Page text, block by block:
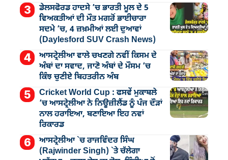
ਡੇਲਸਫੋਰਡ ਹਾਦਸੇ ’ਚ ਭਾਰਤੀ ਮੂਲ ਦੇ 5
ਵਿਅਕਤੀਆਂ ਦੀ ਮੌਤ ਮਗਰੋਂ ਭਾਈਚਾਰਾ
ਸਦਮੇ ’ਚ, 4 ਜ਼ਖ਼ਮੀਆਂ ਲਈ ਦੁਆਵਾਂ
(Daylesford SUV Crash News)
ਆਸਟ੍ਰੇਲੀਆ ਵਾਲੇ ਚਖਣਗੇ ਨਵੀਂ ਕਿਸਮ ਦੇ
ਅੰਬਾਂ ਦਾ ਸਵਾਦ, ਜਾਣੋ ਅੰਬਾਂ ਦੇ ਮੌਸਮ ’ਚ
ਕਿੰਝ ਚੁਣੀਏ ਬਿਹਤਰੀਨ ਅੰਬ
Cricket World Cup : ਫਸਵੇਂ ਮੁਕਾਬਲੇ
’ਚ ਆਸਟ੍ਰੇਲੀਆ ਨੇ ਨਿਊਜ਼ੀਲੈਂਡ ਨੂੰ ਪੰਜ ਦੌੜਾਂ
ਨਾਲ ਹਰਾਇਆ, ਬਣਾਇਆ ਇਹ ਨਵਾਂ
ਰਿਕਾਰਡ
ਆਸਟ੍ਰੇਲੀਆ `ਚ ਰਾਜਵਿੰਦਰ ਸਿੰਘ
(Rajwinder Singh) `ਤੇ ਚੱਲੇਗਾ